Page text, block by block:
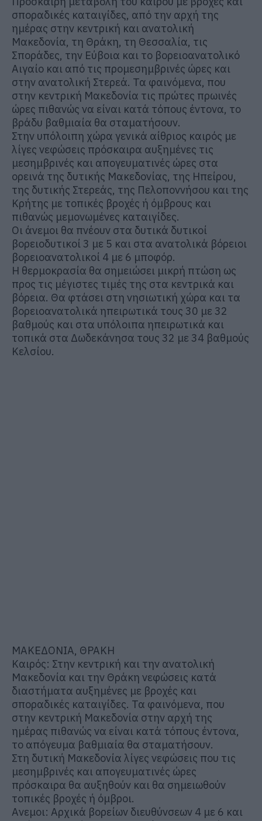
σποραδικές καταιγίδες, από την αρχή της
ημέρας στην κεντρική και ανατολική
Μακεδονία, τη Θράκη, τη Θεσσαλία, τις
Σποράδες, την Εύβοια και το βορειοανατολικό
Αιγαίο και από τις προμεσημβρινές ώρες και
στην ανατολική Στερεά. Τα φαινόμενα, που
στην κεντρική Μακεδονία τις πρώτες πρωινές
ώρες πιθανώς να είναι κατά τόπους έντονα, το
βράδυ βαθμιαία θα σταματήσουν.
Στην υπόλοιπη χώρα γενικά αίθριος καιρός με
λίγες νεφώσεις πρόσκαιρα αυξημένες τις
μεσημβρινές και απογευματινές ώρες στα
ορεινά της δυτικής Μακεδονίας, της Ηπείρου,
της δυτικής Στερεάς, της Πελοποννήσου και της
Κρήτης με τοπικές βροχές ή όμβρους και
πιθανώς μεμονωμένες καταιγίδες.
Οι άνεμοι θα πνέουν στα δυτικά δυτικοί
βορειοδυτικοί 3 με 5 και στα ανατολικά βόρειοι
βορειοανατολικοί 4 με 6 μποφόρ.
Η θερμοκρασία θα σημειώσει μικρή πτώση ως
προς τις μέγιστες τιμές της στα κεντρικά και
βόρεια. Θα φτάσει στη νησιωτική χώρα και τα
βορειοανατολικά ηπειρωτικά τους 30 με 32
βαθμούς και στα υπόλοιπα ηπειρωτικά και
τοπικά στα Δωδεκάνησα τους 32 με 34 βαθμούς
Κελσίου.
ΜΑΚΕΔΟΝΙΑ, ΘΡΑΚΗ
Καιρός: Στην κεντρική και την ανατολική
Μακεδονία και την Θράκη νεφώσεις κατά
διαστήματα αυξημένες με βροχές και
σποραδικές καταιγίδες. Τα φαινόμενα, που
στην κεντρική Μακεδονία στην αρχή της
ημέρας πιθανώς να είναι κατά τόπους έντονα,
το απόγευμα βαθμιαία θα σταματήσουν.
Στη δυτική Μακεδονία λίγες νεφώσεις που τις
μεσημβρινές και απογευματινές ώρες
πρόσκαιρα θα αυξηθούν και θα σημειωθούν
τοπικές βροχές ή όμβροι.
Ανεμοι: Αρχικά βορείων διευθύνσεων 4 με 6 και